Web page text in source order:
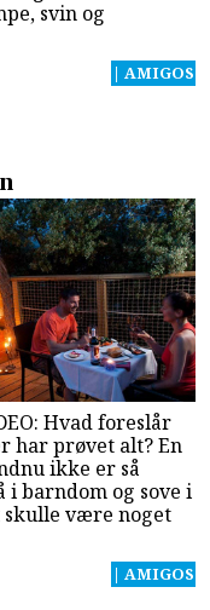
svin og
| AMIGOS
Hvad foreslår
har prøvet alt? En
ikke er så
i barndom og sove i
være noget
| AMIGOS